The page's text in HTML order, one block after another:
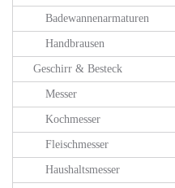
Badewannenarmaturen
Handbrausen
Geschirr & Besteck
Messer
Kochmesser
Fleischmesser
Haushaltsmesser